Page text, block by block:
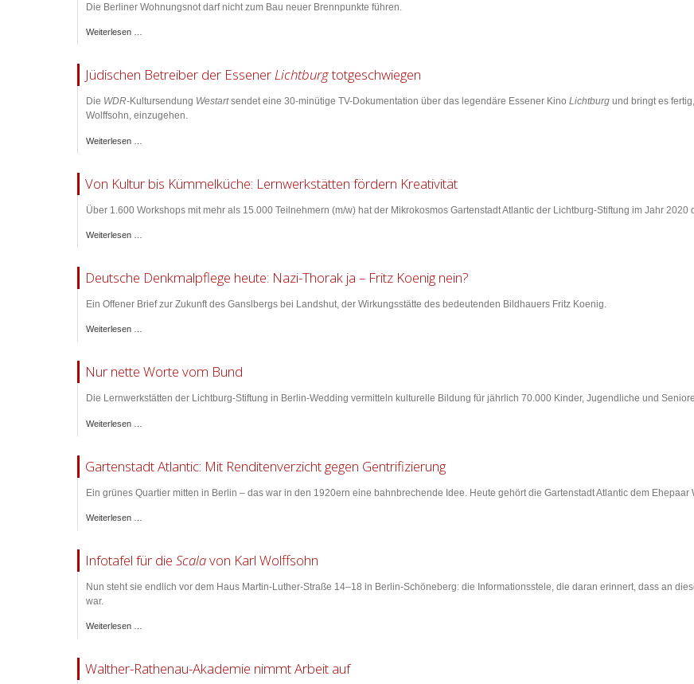
Die Berliner Wohnungsnot darf nicht zum Bau neuer Brennpunkte führen.
Weiterlesen …
Jüdischen Betreiber der EssenerLichtburgtotgeschwiegen
Die WDR-Kultursendung Westartsendet eine 30-minütige TV-Dokumentation über das legendäre Essener Kino Lichtburg und bringt es
Wolffsohn, einzugehen.
Weiterlesen …
Von Kultur bis Kümmelküche: Lernwerkstätten fördern Kreativität
Über 1.600 Workshops mit mehr als 15.000 Teilnehmern (m/w) hat der Mikrokosmos Gartenstadt Atlantic der Lichtburg-Stiftung im Jahr 2020
Weiterlesen …
Deutsche Denkmalpflege heute: Nazi-Thorak ja – Fritz Koenig nein?
Ein Offener Brief zur Zukunft des Ganslbergs bei Landshut, der Wirkungsstätte des bedeutenden Bildhauers Fritz Koenig.
Weiterlesen …
Nur nette Worte vom Bund
Die Lernwerkstätten der Lichtburg-Stiftung in Berlin-Wedding vermitteln kulturelle Bildung für jährlich 70.000 Kinder, Jugendliche und
Weiterlesen …
Gartenstadt Atlantic: Mit Renditenverzicht gegen Gentrifizierung
Ein grünes Quartier mitten in Berlin – das war in den 1920ern eine bahnbrechende Idee. Heute gehört die Gartenstadt Atlantic dem Ehepaar
Weiterlesen …
Infotafel für die Scalavon Karl Wolffsohn
Nun steht sie endlich vor dem Haus Martin-Luther-Straße 14–18 in Berlin-Schöneberg: die Informationsstele, die daran erinnert, dass an
war.
Weiterlesen …
Walther-Rathenau-Akademie nimmt Arbeit auf